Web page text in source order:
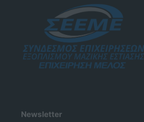
Newsletter